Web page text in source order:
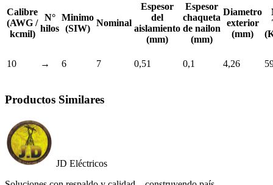
Calibre
(AWG /
kcmil)
N°
hilos
Minimo
(SIW)
Nominal
Espesor
del
aislamiento
(mm)
Espesor
chaqueta
de nailon
(mm)
Diametro
exterior
(mm)
10 → 6 7 0,51 0,1 4,26
Productos Similares
JD Eléctricos